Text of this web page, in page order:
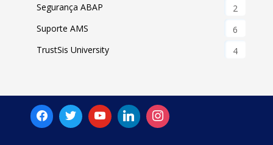
Segurança ABAP
2
Suporte AMS
6
TrustSis University
4